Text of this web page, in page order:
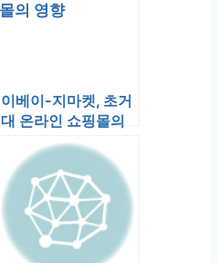
이베이-지마켓, 초거
대 온라인 쇼핑몰의